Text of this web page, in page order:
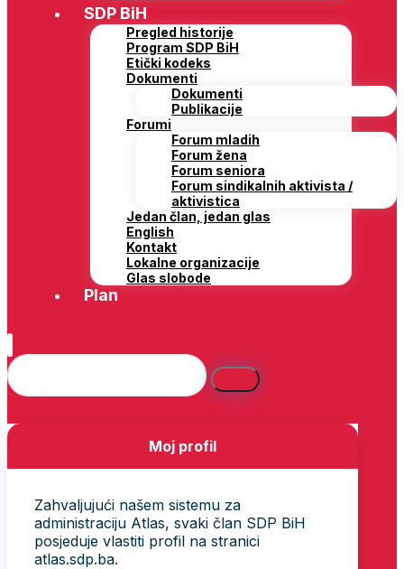
SDP BiH
Pregled historije
Program SDP BiH
Etički kodeks
Dokumenti
Dokumenti
Publikacije
Forumi
Forum mladih
Forum žena
Forum seniora
Forum sindikalnih aktivista /
aktivistica
Jedan član, jedan glas
English
Kontakt
Lokalne organizacije
Glas slobode
Plan
Moj profil
Zahvaljujući našem sistemu za
administraciju Atlas, svaki član SDP BiH
posjeduje vlastiti profil na stranici
atlas.sdp.ba.